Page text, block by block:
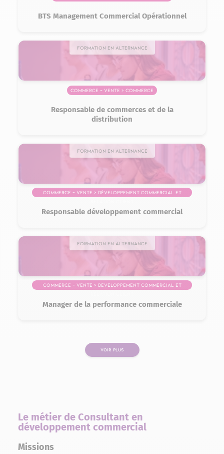
BTS Management Commercial Opérationnel
Formation en alternance
Commerce – Vente > Commerce
Responsable de commerces et de la
distribution
Formation en alternance
Commerce – Vente > Développement commercial et
Responsable développement commercial
Formation en alternance
Commerce – Vente > Développement commercial et
Manager de la performance commerciale
VOIR PLUS
Le métier de Consultant en
développement commercial
Missions